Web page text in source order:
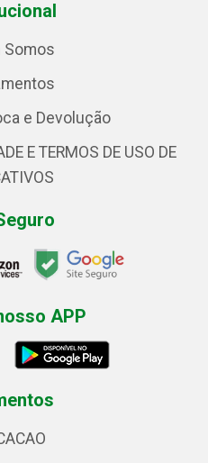
Somos
e Devolução
E TERMOS DE USO DE
APP